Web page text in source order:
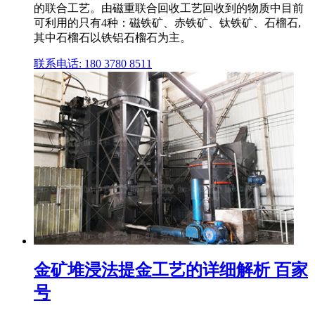
的联合工艺。由磁重联合回收工艺回收到的物质中目前
可利用的只有4种：磁铁矿、赤铁矿、钛铁矿、石榴石,
其中石榴石以铁铝石榴石为主。
联系电话: 180 3780 8511
金矿堆浸法提金工艺的详细解析 百家
号